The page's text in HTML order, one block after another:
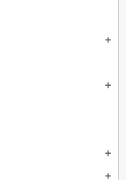
add
add
add
add